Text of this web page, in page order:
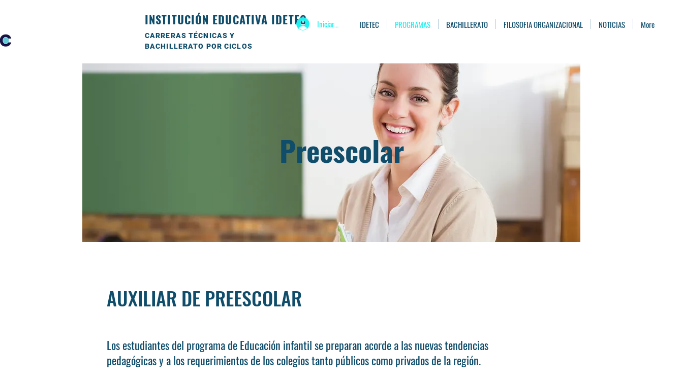
INSTITUCIÓN EDUCATIVA IDETEC
CARRERAS TÉCNICAS Y
BACHILLERATO POR CICLOS
Iniciar sesión IDETEC PROGRAMAS BACHILLERATO FILOSOFIA ORGANIZACIONAL NOTICIAS More
Preescolar
AUXILIAR DE PREESCOLAR
Los estudiantes del programa de Educación infantil se preparan acorde a las nuevas tendencias
pedagógicas y a los requerimientos de los colegios tanto públicos como privados de la región.